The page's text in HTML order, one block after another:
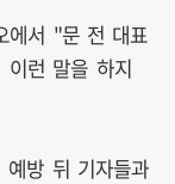
에서 "문 전 대표
이런 말을 하지
방 뒤 기자들과